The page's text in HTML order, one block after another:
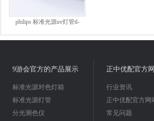
philips 标准光源uv灯管tl-
9游会官方的产品展示
标准光源对色灯箱
标准光源灯管
分光测色仪
正中优配官方
行业资讯
正中优配官方网
常见问题